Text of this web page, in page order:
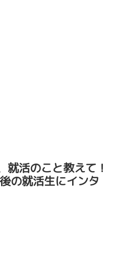
就活のこと教えて！
の就活生にインタ